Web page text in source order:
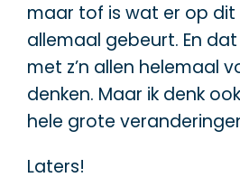
maar tof is wat er op
allemaal gebeurt. En
met z’n allen helemaal
denken. Maar ik denk
hele grote
Laters!